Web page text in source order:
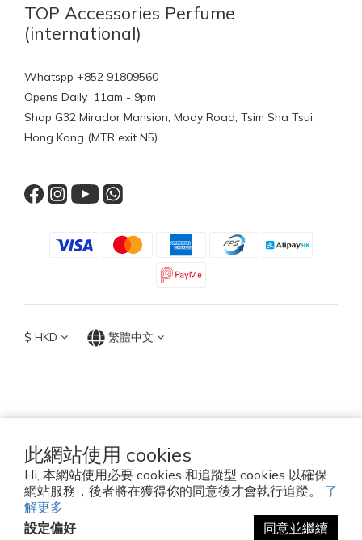
此網站使用 cookies
Hi, 本網站使用必要 cookies 和追蹤型 cookies 以確保
網站服務，後者將在獲得你的同意後才會執行追蹤。 了
解更多
設定偏好
同意並繼續
TOP Accessories Perfume
(international)
Whatspp +852 91809560
Opens Daily 11am - 9pm
Shop G32 Mirador Mansion, Mody Road, Tsim Sha Tsui,
Hong Kong (MTR exit N5)
$ HKD 繁體中文
TOP ACCESSORIES GROUP
Established since 2010